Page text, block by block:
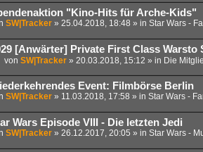
"Kino-Hits für Arche-Kids"
SW|Tracker» 25.04.2018, 18:48 » in Star Wars -
[Anwärter] Private First Class Warsto
von SW|Tracker» 20.03.2018, 15:12 » in Die
Event: Filmbörse Berlin
SW|Tracker» 11.03.2018, 17:58 » in Star Wars -
Wars Episode VIII - Die letzten Jedi
SW|Tracker» 26.12.2017, 20:05 » in Star Wars -